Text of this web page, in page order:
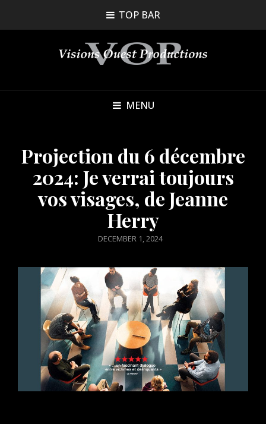
TOP BAR
MENU
Projection du 6 décembre
2024: Je verrai toujours
vos visages, de Jeanne
Herry
POSTED
DECEMBER 1, 2024